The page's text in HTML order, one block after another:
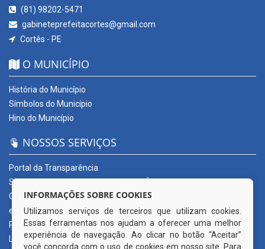
(81) 98202-5471
gabineteprefeitacortes@gmail.com
Cortês - PE
O MUNICÍPIO
História do Município
Símbolos do Município
Hino do Município
NOSSOS SERVIÇOS
Portal da Transparência
SERVIÇOS DIGITAIS: CONECTA CORTÊS
Ouvidoria Municipal
e-SIC
Processos de Licitação
Licitações em andamento
INFORMAÇÕES SOBRE COOKIES
Utilizamos serviços de terceiros que utilizam cookies.
Essas ferramentas nos ajudam a oferecer uma melhor
experiência de navegação. Ao clicar no botão “Aceitar”
você concorda com o uso de cookies em nosso site. Para